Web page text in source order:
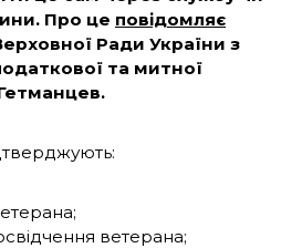
Про це повідомляє
Ради України з
та митної
ветерана;